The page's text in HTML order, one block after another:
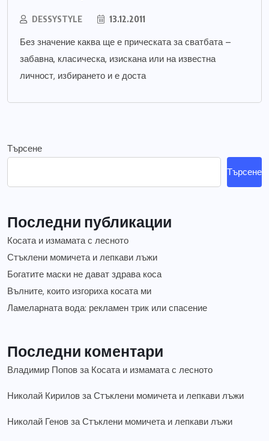
DESSYSTYLE 13.12.2011
Без значение каква ще е прическата за сватбата –
забавна, класическа, изискана или на известна
личност, избирането и е доста
Търсене
Търсене
Последни публикации
Косата и измамата с лесното
Стъклени момичета и лепкави лъжи
Богатите маски не дават здрава коса
Вълните, които изгориха косата ми
Ламеларната вода: рекламен трик или спасение
Последни коментари
Владимир Попов за Косата и измамата с лесното
Николай Кирилов заСтъклени момичета и лепкави лъжи
Николай Генов заСтъклени момичета и лепкави лъжи